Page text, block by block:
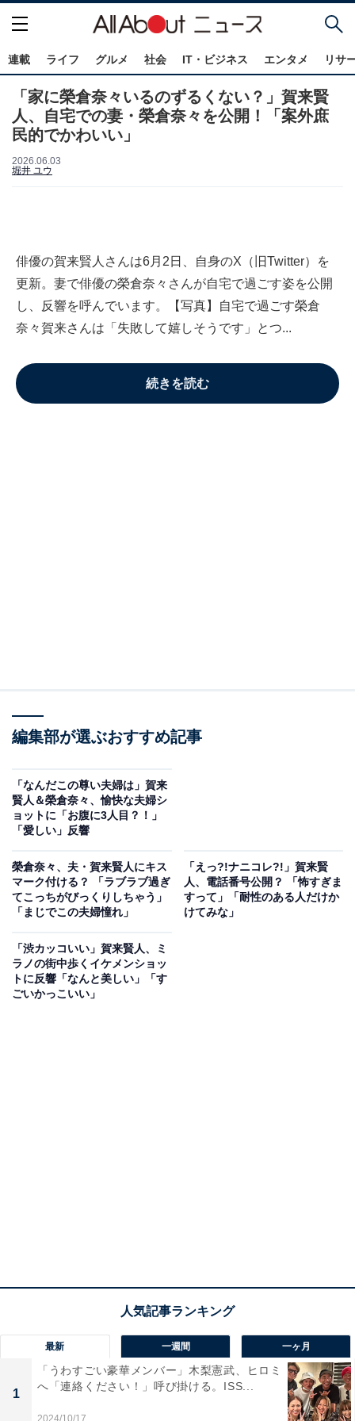
連載 ライフ グルメ 社会 IT・ビジネス エンタメ リサ
「家に榮倉奈々いるのずるくない？」賀来賢
人、自宅での妻・榮倉奈々を公開！「案外庶
民的でかわいい」
2026.06.03
堀井 ユウ
俳優の賀来賢人さんは6月2日、自身のX（旧Twitter）を
更新。妻で俳優の榮倉奈々さんが自宅で過ごす姿を公開
し、反響を呼んでいます。【写真】自宅で過ごす榮倉
奈々賀来さんは「失敗して嬉しそうです」とつ...
続きを読む
編集部が選ぶおすすめ記事
「なんだこの尊い夫婦は」賀来
賢人＆榮倉奈々、愉快な夫婦シ
ョットに「お腹に3人目？！」
「愛しい」反響
榮倉奈々、夫・賀来賢人にキス
マーク付ける？ 「ラブラブ過ぎ
てこっちがびっくりしちゃう」
「まじでこの夫婦憧れ」
「えっ?!ナニコレ?!」賀来賢
人、電話番号公開？ 「怖すぎま
すって」「耐性のある人だけか
けてみな」
「渋カッコいい」賀来賢人、ミ
ラノの街中歩くイケメンショッ
トに反響「なんと美しい」「す
ごいかっこいい」
最新 一週間 一ヶ月
1
「うわすごい豪華メンバー」木梨憲武、ヒロミ
へ「連絡ください！」呼び掛ける。ISS...